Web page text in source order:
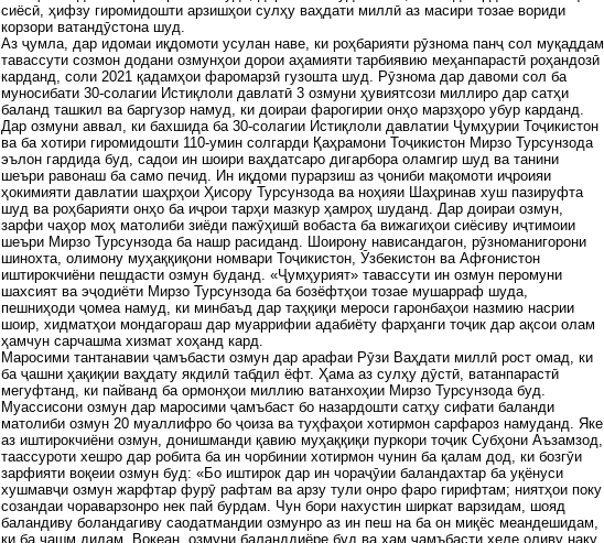
сиёсӣ, ҳифзу гиромидошти арзишҳои сулҳу ваҳдати миллӣ аз масири тозае вориди
корзори ватандӯстона шуд.
Аз ҷумла, дар идомаи иқдомоти усулан наве, ки роҳбарияти рӯзнома панҷ сол муқаддам
тавассути созмон додани озмунҳои дорои аҳамияти тарбиявию меҳанпарастӣ роҳандозӣ
карданд, соли 2021 қадамҳои фаромарзӣ гузошта шуд. Рӯзнома дар давоми сол ба
муносибати 30-солагии Истиқлоли давлатӣ 3 озмуни ҳувиятсози миллиро дар сатҳи
баланд ташкил ва баргузор намуд, ки доираи фарогирии онҳо марзҳоро убур карданд.
Дар озмуни аввал, ки бахшида ба 30-солагии Истиқлоли давлатии Ҷумҳурии Тоҷикистон
ва ба хотири гиромидошти 110-умин солгарди Қаҳрамони Тоҷикистон Мирзо Турсунзода
эълон гардида буд, садои ин шоири ваҳдатсаро дигарбора оламгир шуд ва танини
шеъри равонаш ба само печид. Ин иқдоми пурарзиш аз ҷониби мақомоти иҷроияи
ҳокимияти давлатии шаҳрҳои Ҳисору Турсунзода ва ноҳияи Шаҳринав хуш пазируфта
шуд ва роҳбарияти онҳо ба иҷрои тарҳи мазкур ҳамроҳ шуданд. Дар доираи озмун,
зарфи чаҳор моҳ матолиби зиёди пажӯҳишӣ вобаста ба вижагиҳои сиёсиву иҷтимоии
шеъри Мирзо Турсунзода ба нашр расиданд. Шоирону нависандагон, рӯзноманигорони
шинохта, олимону муҳаққиқони номвари Тоҷикистон, Ӯзбекистон ва Афғонистон
иштирокчиёни пешдасти озмун буданд. «Ҷумҳурият» тавассути ин озмун перомуни
шахсият ва эҷодиёти Мирзо Турсунзода ба бозёфтҳои тозае мушарраф шуда,
пешниҳоди ҷомеа намуд, ки минбаъд дар таҳқиқи мероси гаронбаҳои назмию насрии
шоир, хидматҳои мондагораш дар муаррифии адабиёту фарҳанги тоҷик дар ақсои олам
ҳамчун сарчашма хизмат хоҳанд кард.
Маросими тантанавии ҷамъбасти озмун дар арафаи Рӯзи Ваҳдати миллӣ рост омад, ки
ба ҷашни ҳақиқии ваҳдату якдилӣ табдил ёфт. Ҳама аз сулҳу дӯстӣ, ватанпарастӣ
мегуфтанд, ки пайванд ба ормонҳои миллию ватанхоҳии Мирзо Турсунзода буд.
Муассисони озмун дар маросими ҷамъбаст бо назардошти сатҳу сифати баланди
матолиби озмун 20 муаллифро бо ҷоиза ва туҳфаҳои хотирмон сарфароз намуданд. Яке
аз иштирокчиёни озмун, донишманди қавию муҳаққиқи пуркори тоҷик Субҳони Аъзамзод,
таассуроти хешро дар робита ба ин чорбинии хотирмон чунин ба қалам дод, ки бозгӯи
зарфияти воқеии озмун буд: «Бо иштирок дар ин чораҷӯии баландахтар ба уқёнуси
хушмавҷи озмун жарфтар фурӯ рафтам ва арзу тули онро фаро гирифтам; ниятҳои поку
созандаи чораварзонро нек пай бурдам. Чун бори нахустин ширкат варзидам, шояд
баландиву боландагиву саодатмандии озмунро аз ин пеш на ба он миқёс меандешидам,
ки ба чашм дидам. Воқеан, озмуни баланддиёре буд ва ҳам ҷамъбасти хеле оливу наку